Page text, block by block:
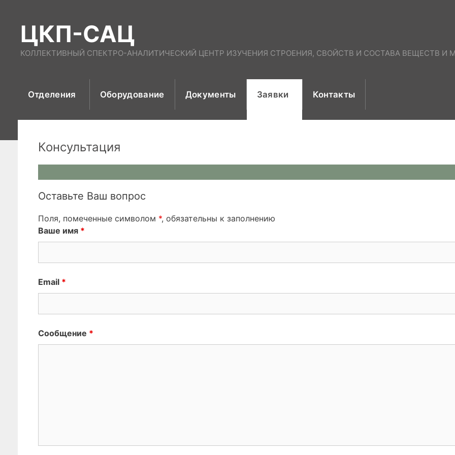
содержимому
ЦКП-САЦ
КОЛЛЕКТИВНЫЙ СПЕКТРО-АНАЛИТИЧЕСКИЙ ЦЕНТР ИЗУЧЕНИЯ СТРОЕНИЯ, СВОЙСТВ И СОСТАВА ВЕЩЕСТВ И
Отделения Оборудование Документы Заявки Контакты
Консультация
Оставьте Ваш вопрос
Поля, помеченные символом *, обязательны к заполнению
Ваше имя *
Email *
Сообщение *